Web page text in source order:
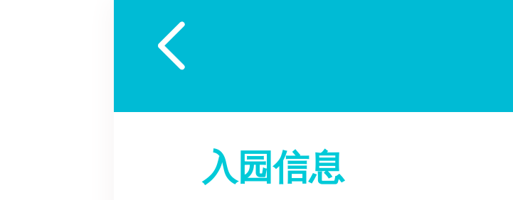

入园信息